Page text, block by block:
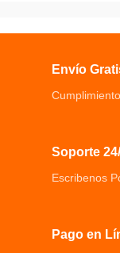
simple llamada más
Teléfono más estable,
constante en las
Envío
Soporte
Escribenos
Pago en